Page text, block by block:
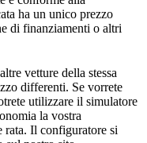
ha un unico prezzo
di finanziamenti o altri
vetture della stessa
differenti. Se vorrete
utilizzare il simulatore
la vostra
rata. Il configuratore si